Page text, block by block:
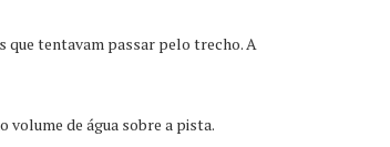
que tentavam passar pelo trecho. A
volume de água sobre a pista.